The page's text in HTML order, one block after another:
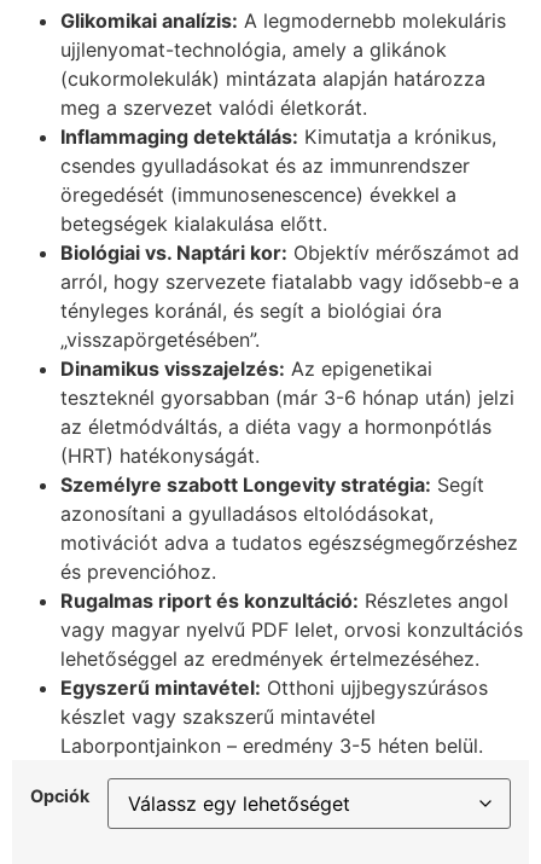
Glikomikai analízis: A legmodernebb molekuláris
ujjlenyomat-technológia, amely a glikánok
(cukormolekulák) mintázata alapján határozza
meg a szervezet valódi életkorát.
Inflammaging detektálás: Kimutatja a krónikus,
csendes gyulladásokat és az immunrendszer
öregedését (immunosenescence) évekkel a
betegségek kialakulása előtt.
Biológiai vs. Naptári kor: Objektív mérőszámot ad
arról, hogy szervezete fiatalabb vagy idősebb-e a
tényleges koránál, és segít a biológiai óra
„visszapörgetésében”.
Dinamikus visszajelzés: Az epigenetikai
teszteknél gyorsabban (már 3-6 hónap után) jelzi
az életmódváltás, a diéta vagy a hormonpótlás
(HRT) hatékonyságát.
Személyre szabott Longevity stratégia: Segít
azonosítani a gyulladásos eltolódásokat,
motivációt adva a tudatos egészségmegőrzéshez
és prevencióhoz.
Rugalmas riport és konzultáció: Részletes angol
vagy magyar nyelvű PDF lelet, orvosi konzultációs
lehetőséggel az eredmények értelmezéséhez.
Egyszerű mintavétel: Otthoni ujjbegyszúrásos
készlet vagy szakszerű mintavétel
Laborpontjainkon – eredmény 3-5 héten belül.
Opciók